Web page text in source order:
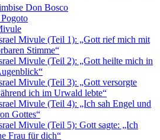
Don Bosco
Mivule (Teil 1): „Gott rief mich mit
Stimme“
Mivule (Teil 2): „Gott heilte mich in
Mivule (Teil 3): „Gott versorgte
ich im Urwald lebte“
Mivule (Teil 4): „Ich sah Engel und
Gottes“
Mivule (Teil 5): Gott sagte: „Ich
Frau für dich“